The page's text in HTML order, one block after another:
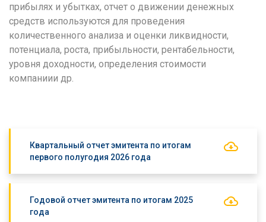
прибылях и убытках, отчет о движении денежных
средств используются для проведения
количественного анализа и оценки ликвидности,
потенциала, роста, прибыльности, рентабельности,
уровня доходности, определения стоимости
компаниии др.
Квартальный отчет эмитента по итогам
первого полугодия 2026 года
Годовой отчет эмитента по итогам 2025
года